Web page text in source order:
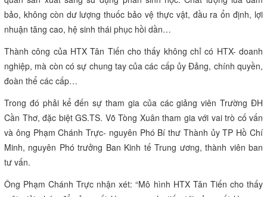
dân và điều đáng mừng là hiện nay, các cấp ủy, chính quyền địa
phương đã chung tay củng cố, thắt chặt các mối liên kết. Việc hình
thành những mô hình liên kết sản xuất: nhiều nhà, nhiều hình
thức… gợi mở hướng ra cho hàng hóa nông sản một cách căn cơ.
Liên kết không chỉ có 4 nhà
tổng kết 3 năm mô hình sản xuất lúa sạch. Ông Dương Văn Thành-
Chủ tịch HĐQT HTX, đánh giá HTX đạt được nhiều kết quả về kinh
tế- xã hội.
Quan trọng nhất là nhận thức của nông dân thay đổi, chuyển từ tập
bảo, không còn dư lượng thuốc bảo vệ thực vật, đầu ra ổn định, lợi